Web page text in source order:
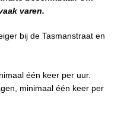
varen.
bij de Tasmanstraat en
één keer per uur.
minimaal één keer per